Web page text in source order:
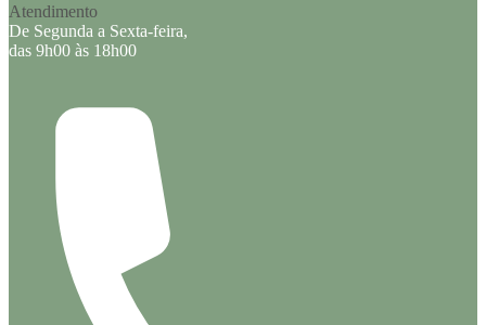
Atendimento
De Segunda a Sexta-feira,
das 9h00 às 18h00